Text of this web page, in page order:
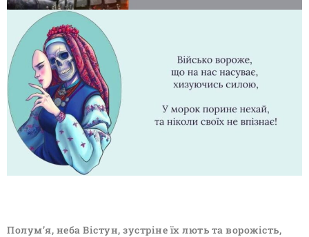
Полум’я, неба Вістун, зустріне їх лють та ворожість,